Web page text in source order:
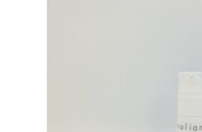
Retrouvez un visage à la peau douce et